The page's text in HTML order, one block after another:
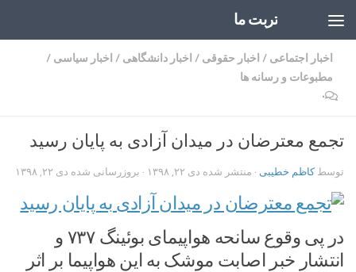
تربت ما
اخبار اجتماعی / اخبار حقوقی / اخبار دانشگاهی / اخبار سیاسی /
مطبوعات و رسانه ها
۰
تجمع معترضان در میدان آزادی به پایان رسید
توسطکاظم خطیبی · منتشر شده دی ۲۲, ۱۳۹۸ · بروزرسانی شده دی ۲۲, ۱۳۹۸
در پی وقوع سانحه هواپیمای بوئینگ ۷۳۷ و
انتشار خبر اصابت موشک به این هواپیما بر اثر